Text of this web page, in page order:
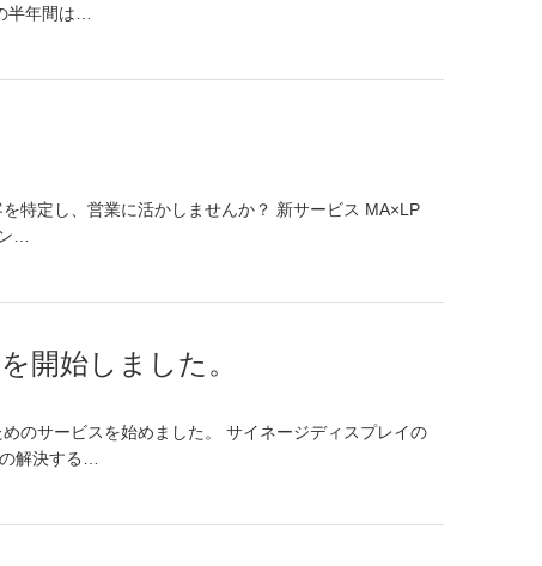
半年間は…
特定し、営業に活かしませんか？ 新サービス MA×LP
…
開始しました。
のサービスを始めました。 サイネージディスプレイの
解決する…